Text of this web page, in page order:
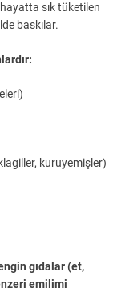
sık tüketilen
baskılar.
kuruyemişler)
gıdalar (et,
emilimi